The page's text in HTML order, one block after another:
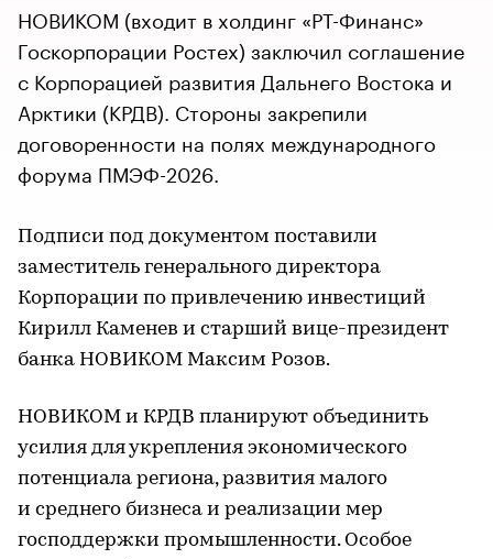
НОВИКОМ (входит в холдинг «РТ-Финанс»
Госкорпорации Ростех) заключил соглашение
с Корпорацией развития Дальнего Востока и
Арктики (КРДВ). Стороны закрепили
договоренности на полях международного
форума ПМЭФ-2026.
Подписи под документом поставили
заместитель генерального директора
Корпорации по привлечению инвестиций
Кирилл Каменев и старший вице-президент
банка НОВИКОМ Максим Розов.
НОВИКОМ и КРДВ планируют объединить
усилия для укрепления экономического
потенциала региона, развития малого
и среднего бизнеса и реализации мер
господдержки промышленности. Особое